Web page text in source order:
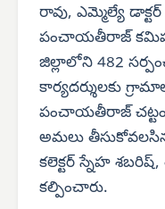
రావు, ఎమ్మెల్యే
పంచాయతీరాజ్
జిల్లాలోని 482
కార్యదర్శులకు
పంచాయతీరాజ్ చట్టం,
అమలు
కలెక్టర్ స్నేహ
కల్పించారు.